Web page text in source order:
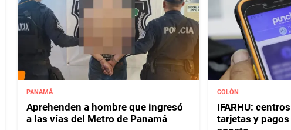
PANAMÁ
Aprehenden a hombre que ingresó
a las vías del Metro de Panamá
COLÓN
IFARHU:
tarjetas y pagos